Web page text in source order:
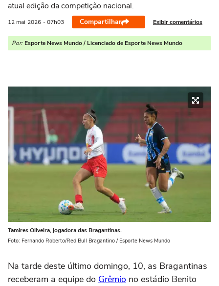
atual edição da competição nacional.
12 mai 2026 - 07h03 Compartilhar Exibir comentários
Por: Esporte News Mundo / Licenciado de Esporte News Mundo
Tamires Oliveira, jogadora das Bragantinas.
Foto: Fernando Roberto/Red Bull Bragantino / Esporte News Mundo
Na tarde deste último domingo, 10, as Bragantinas
receberam a equipe do Grêmio no estádio Benito